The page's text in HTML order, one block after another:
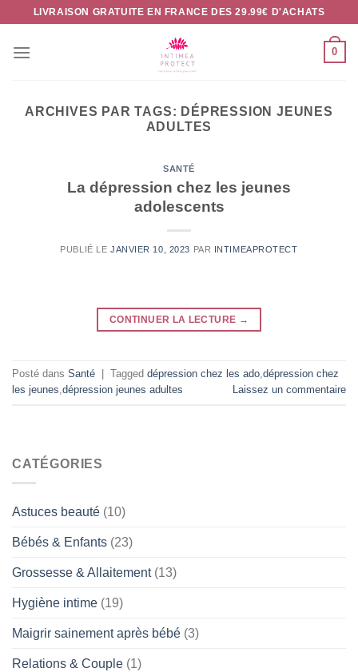
Passer
contenu
LIVRAISON GRATUITE EN FRANCE DES 29.99€ D'ACHATS
0
ARCHIVES PAR TAGS: DÉPRESSION JEUNES
ADULTES
SANTÉ
La dépression chez les jeunes
adolescents
PUBLIÉ LE JANVIER 10, 2023 PAR INTIMEAPROTECT
CONTINUER LA LECTURE →
Posté dans Santé Tagged dépression chez les ado dépression chez
les jeunes dépression jeunes adultes Laissez un commentaire
CATÉGORIES
Astuces beauté (10)
Bébés & Enfants (23)
Grossesse & Allaitement(13)
Hygiène intime (19)
Maigrir sainement après bébé (3)
Relations & Couple (1)